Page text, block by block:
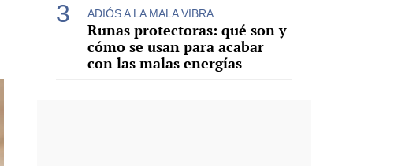
ADIÓS A LA MALA VIBRA
Runas protectoras: qué son y
cómo se usan para acabar
con las malas energías